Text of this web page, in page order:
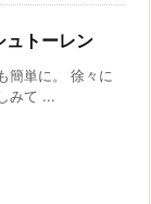
ュトーレン
簡単に。 徐々に
みて ...